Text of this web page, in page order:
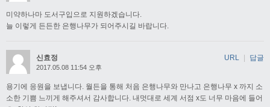
미약하나마 도서구입으로 지원하겠습니다.
늘 이렇게 든든한 은행나무가 되어주시길 바랍니다.
신효정
2017.05.08 11:54 오후
용기에 응원을 보냅니다. 월든을 통해 처음 은행나무와 만나고 은행나무 x 까지 소
소한 기쁨 느끼게 해주셔서 감사합니다. 내멋대로 세계 서점 x도 너무 마음에 들어
URL 답글